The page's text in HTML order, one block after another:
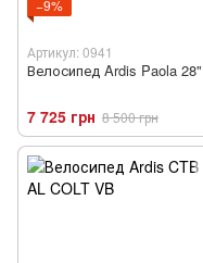
−9%
Артикул: 0941
Велосипед Ardis Paola 28"
7 725 грн 8 500 грн